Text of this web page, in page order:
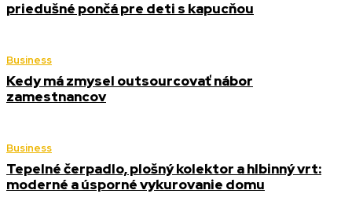
priedušné pončá pre deti s kapucňou
Business
Kedy má zmysel outsourcovať nábor
zamestnancov
Business
Tepelné čerpadlo, plošný kolektor a hlbinný vrt:
moderné a úsporné vykurovanie domu